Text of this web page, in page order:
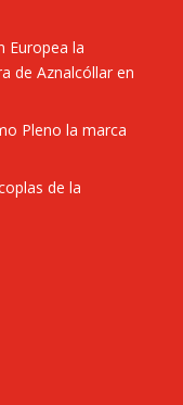
Europea la
de Aznalcóllar en
Pleno la marca
de la